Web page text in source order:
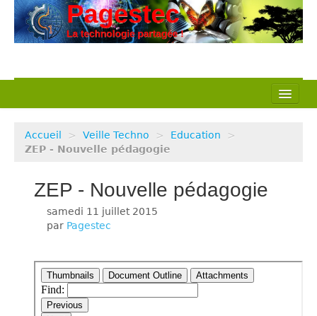
Nos actions
Pédagogie
Veille Techno
Accueil > Veille Techno > Education
>
ZEP - Nouvelle pédagogie
ZEP - Nouvelle pédagogie
samedi 11 juillet 2015
par Pagestec